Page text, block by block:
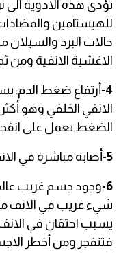
تؤدى هذه الادوية الى
للهيستامين
حالات البرد والسيلان
الاغشية الانفية ومن
4- أرتفاع ضغط الدم:
الانفي الخلفي وهو
الضغط يعمل على
5- أصابة مباشرة في
6- وجود جسم غريب
شيء غريب في الانف
يسبب احتقان في
فتنفجر ومن أخطر